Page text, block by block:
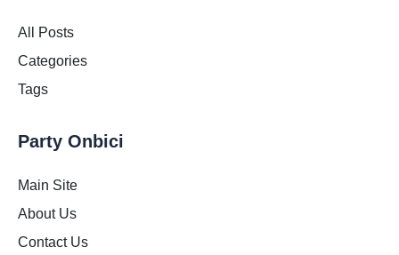
All Posts
Categories
Tags
Party Onbici
Main Site
About Us
Contact Us